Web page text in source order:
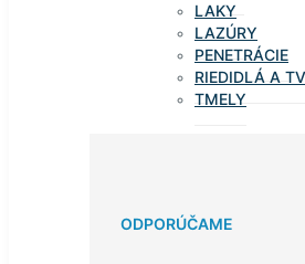
LAKY
LAZÚRY
PENETRÁCIE
RIEDIDLÁ A
TMELY
ODPORÚČAME